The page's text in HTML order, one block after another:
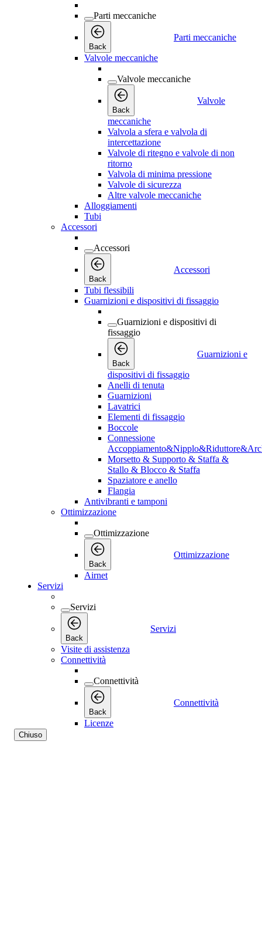
Parti meccaniche
Back
Parti meccaniche
Valvole meccaniche
Valvole meccaniche
Back
Valvole
meccaniche
Valvola a sfera e valvola di
intercettazione
Valvole di ritegno e valvole di non
ritorno
Valvola di minima pressione
Valvole di sicurezza
Altre valvole meccaniche
Alloggiamenti
Tubi
Accessori
Accessori
Back
Accessori
Tubi flessibili
Guarnizioni e dispositivi di fissaggio
Guarnizioni e dispositivi di
fissaggio
Back
Guarnizioni e
dispositivi di fissaggio
Anelli di tenuta
Guarnizioni
Lavatrici
Elementi di fissaggio
Boccole
Connessione
Morsetto & Supporto & Staffa &
Stallo & Blocco & Staffa
Spaziatore e anello
Flangia
Antivibranti e tamponi
Ottimizzazione
Ottimizzazione
Back
Ottimizzazione
Airnet
Servizi
Servizi
Back
Servizi
Visite di assistenza
Connettività
Connettività
Back
Connettività
Licenze
Chiuso